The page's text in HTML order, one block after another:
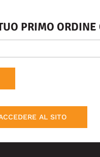
PRIMO
AL SITO